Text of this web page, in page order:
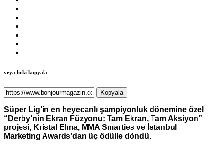
veya linki kopyala
Kopyala
Süper Lig’in en heyecanlı şampiyonluk dönemine özel
“Derby’nin Ekran Füzyonu: Tam Ekran, Tam Aksiyon”
projesi, Kristal Elma, MMA Smarties ve İstanbul
Marketing Awards’dan üç ödülle döndü.